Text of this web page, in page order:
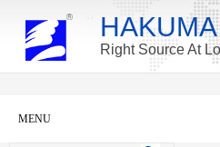
HAKUMA
Right Source At
MENU